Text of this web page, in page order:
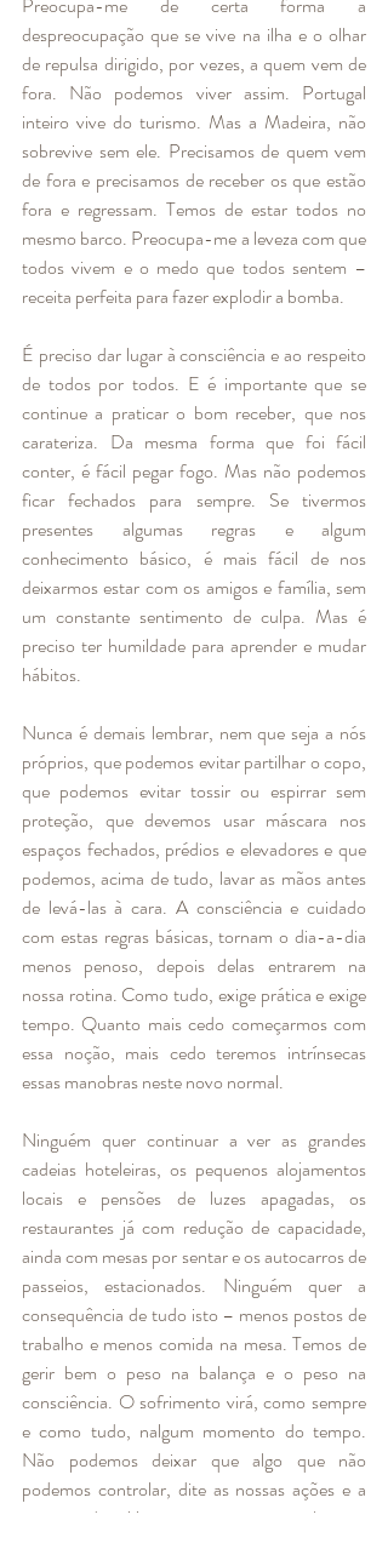
Preocupa-me de certa forma a
despreocupação que se vive na ilha e o olhar
de repulsa dirigido, por vezes, a quem vem de
fora. Não podemos viver assim. Portugal
inteiro vive do turismo. Mas a Madeira, não
sobrevive sem ele. Precisamos de quem vem
de fora e precisamos de receber os que estão
fora e regressam. Temos de estar todos no
mesmo barco. Preocupa-me a leveza com que
todos vivem e o medo que todos sentem –
receita perfeita para fazer explodir a bomba.
É preciso dar lugar à consciência e ao respeito
de todos por todos. E é importante que se
continue a praticar o bom receber, que nos
carateriza. Da mesma forma que foi fácil
conter, é fácil pegar fogo. Mas não podemos
ficar fechados para sempre. Se tivermos
presentes algumas regras e algum
conhecimento básico, é mais fácil de nos
deixarmos estar com os amigos e família, sem
um constante sentimento de culpa. Mas é
preciso ter humildade para aprender e mudar
hábitos.
Nunca é demais lembrar, nem que seja a nós
próprios, que podemos evitar partilhar o copo,
que podemos evitar tossir ou espirrar sem
proteção, que devemos usar máscara nos
espaços fechados, prédios e elevadores e que
podemos, acima de tudo, lavar as mãos antes
de levá-las à cara. A consciência e cuidado
com estas regras básicas, tornam o dia-a-dia
menos penoso, depois delas entrarem na
nossa rotina. Como tudo, exige prática e exige
tempo. Quanto mais cedo começarmos com
essa noção, mais cedo teremos intrínsecas
essas manobras neste novo normal.
Ninguém quer continuar a ver as grandes
cadeias hoteleiras, os pequenos alojamentos
locais e pensões de luzes apagadas, os
restaurantes já com redução de capacidade,
ainda com mesas por sentar e os autocarros de
passeios, estacionados. Ninguém quer a
consequência de tudo isto – menos postos de
trabalho e menos comida na mesa. Temos de
gerir bem o peso na balança e o peso na
consciência. O sofrimento virá, como sempre
e como tudo, nalgum momento do tempo.
Não podemos deixar que algo que não
podemos controlar, dite as nossas ações e a
nossa vida. Mas importa que aquilo que